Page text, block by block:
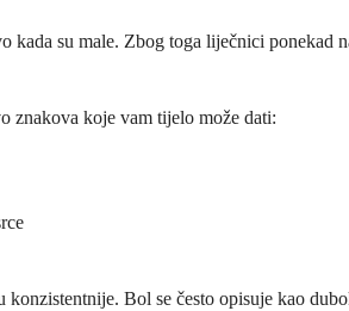
su male. Zbog toga liječnici
znakova koje vam tijelo može dati:
Bol se često opisuje kao